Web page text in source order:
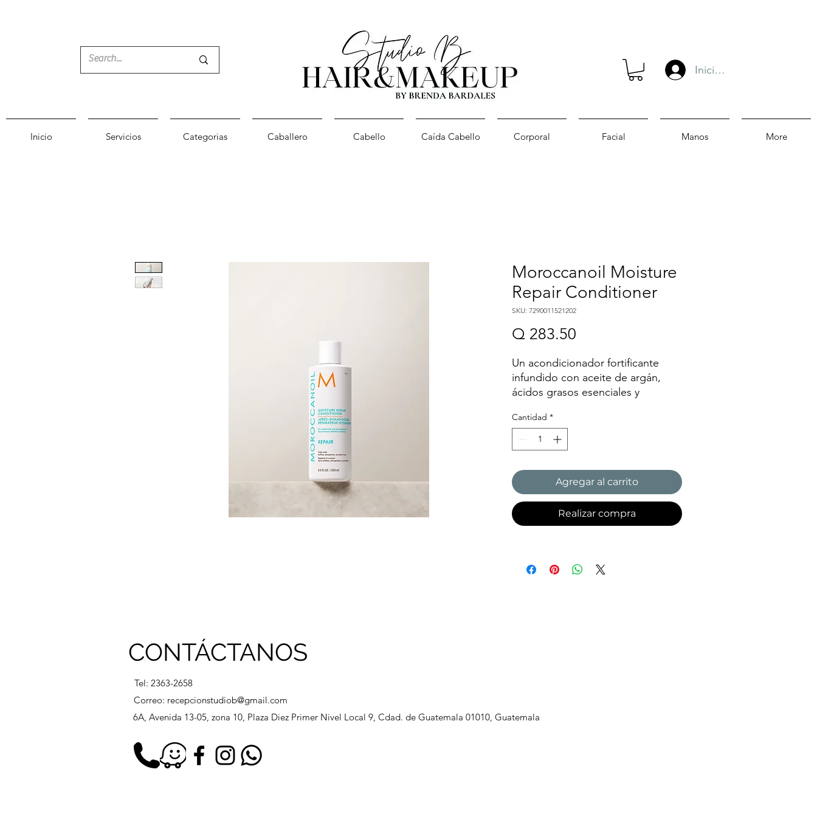
Iniciar sesión
Inicio Servicios Categorias Caballero Cabello Caída Cabello Corporal Facial Manos More
Moroccanoil Moisture
Repair Conditioner
SKU: 7290011521202
Q 283.50
Un acondicionador fortificante
infundido con aceite de argán,
ácidos grasos esenciales y
desenredar suavemente y ayudar a
reparar el cabello dañado.
Cantidad *
Agregar al carrito
Realizar compra
CONTÁCTANOS
Tel: 2363-2658
Correo: recepcionstudiob@gmail.com
6A, Avenida 13-05, zona 10, Plaza Diez Primer Nivel Local 9, Cdad. de Guatemala 01010, Guatemala